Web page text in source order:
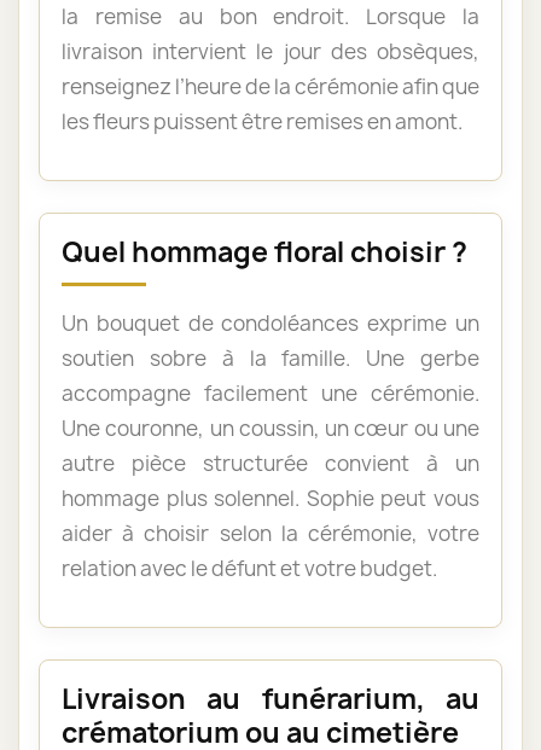
la remise au bon endroit. Lorsque la
livraison intervient le jour des obsèques,
renseignez l’heure de la cérémonie afin que
les fleurs puissent être remises en amont.
Quel hommage floral choisir ?
Un bouquet de condoléances exprime un
soutien sobre à la famille. Une gerbe
accompagne facilement une cérémonie.
Une couronne, un coussin, un cœur ou une
autre pièce structurée convient à un
hommage plus solennel. Sophie peut vous
aider à choisir selon la cérémonie, votre
relation avec le défunt et votre budget.
Livraison au funérarium, au
crématorium ou au cimetière